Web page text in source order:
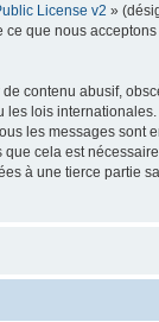
License v2 »
ce que nous
contenu abusif,
les lois
les messages sont
cela est
à une tierce partie